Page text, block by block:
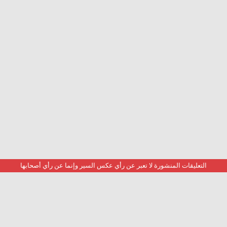
التعليقات المنشورة لا تعبر عن رأي عكس السير وإنما عن رأي أصحابها